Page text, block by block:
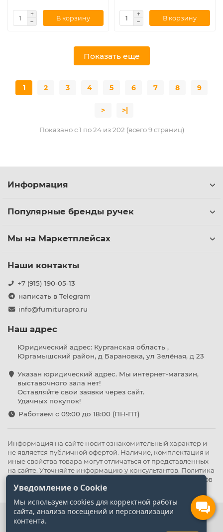
В корзину В корзину
Показать еще
1 2 3 4 5 6 7 8 9
> >|
Показано с 1 по 24 из 202 (всего 9 страниц)
Информация
Популярные бренды ручек
Мы на Маркетплейсах
Наши контакты
+7 (915) 190-05-13
написать в Telegram
info@furniturapro.ru
Наш адрес
Юридический адрес: Курганская область ,
Юргамышский район, д Барановка, ул Зелёная, д 23
Указан юридический адрес. Мы интернет-магазин,
выставочного зала нет!
Оставляйте свои заявки через сайт.
Удачных покупок!
Работаем с 09:00 до 18:00 (ПН-ПТ)
Информация на сайте носит ознакомительный характер и
не является публичной офертой. Наличие, комплектация и
иные свойства товара могут отличаться от представленных
на сайте. Уточняйте информацию у консультантов. Политика
Политика обработки файлов
cookie
Уведомление о Cookie
Мы используем cookies для корректной работы
сайта, анализа посещений и персонализации
контента.